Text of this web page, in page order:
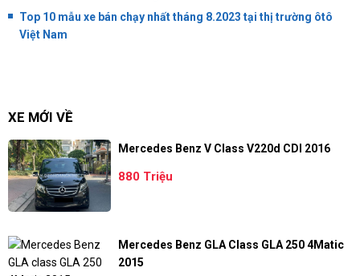
Top 10 mẫu xe bán chạy nhất tháng 8.2023 tại thị trường ôtô
Việt Nam
XE MỚI VỀ
Mercedes Benz V Class V220d CDI 2016
880 Triệu
Mercedes Benz GLA Class GLA 250 4Matic
2015